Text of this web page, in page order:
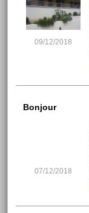
09/12/2018
Bonjour
07/12/2018